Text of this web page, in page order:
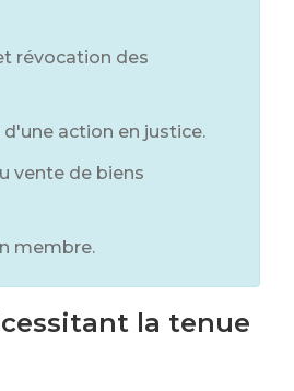
révocation des
action en justice.
vente de biens
membre.
la tenue